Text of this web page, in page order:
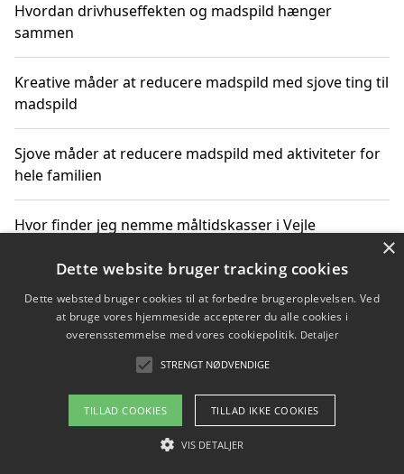
Hvordan drivhuseffekten og madspild hænger
sammen
Kreative måder at reducere madspild med sjove ting til
madspild
Sjove måder at reducere madspild med aktiviteter for
hele familien
Hvor finder jeg nemme måltidskasser i Vejle
Copyright 2026 - Pilanto Aps
Om / kontakt
Blog Betingelser
×
Dette website bruger tracking cookies
Dette websted bruger cookies til at forbedre brugeroplevelsen. Ved
at bruge vores hjemmeside accepterer du alle cookies i
overensstemmelse med vores cookiepolitik. Detaljer
STRENGT NØDVENDIGE
TILLAD COOKIES TILLAD IKKE COOKIES
VIS DETALJER